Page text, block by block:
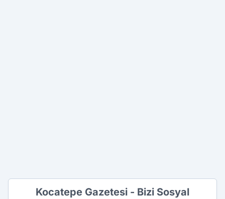
Kocatepe Gazetesi - Bizi Sosyal